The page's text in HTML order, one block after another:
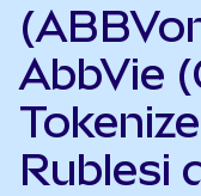
AbbVie
Rublesi